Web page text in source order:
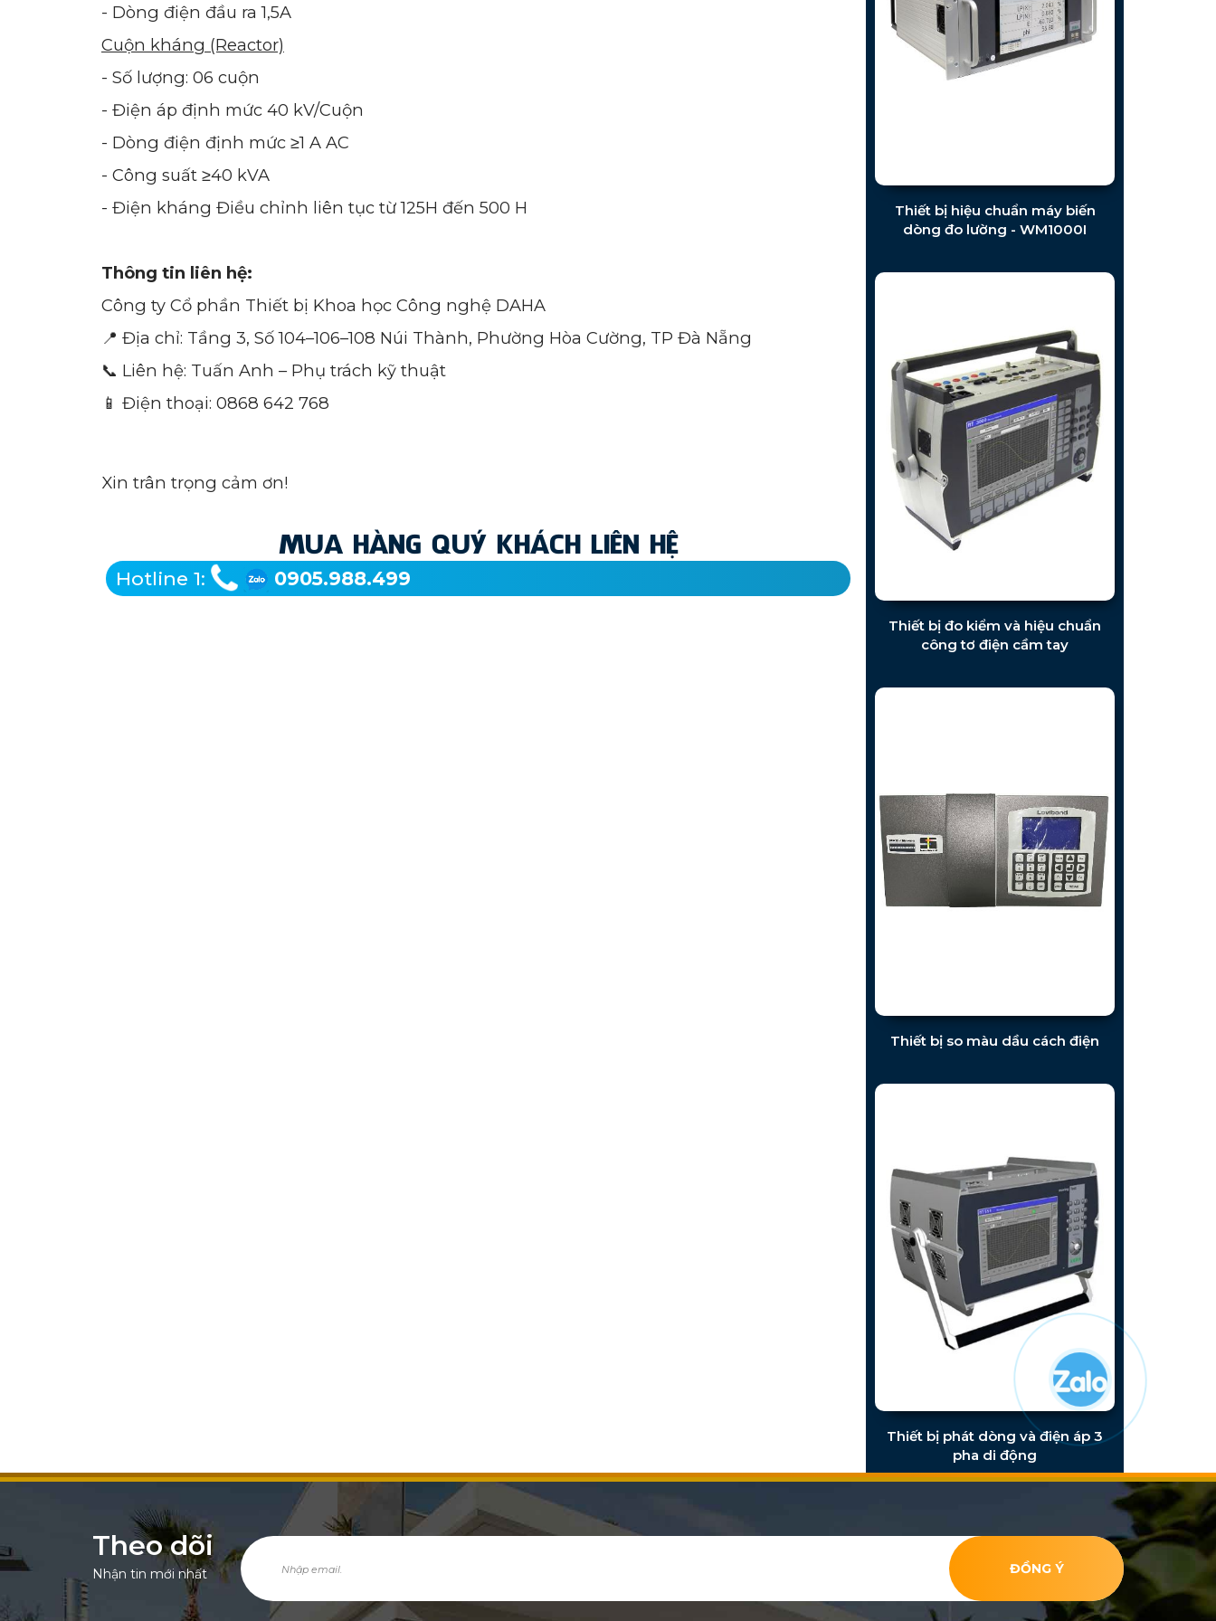
- Dòng điện đầu ra 1,5A
Cuộn kháng (Reactor)
- Số lượng: 06 cuộn
- Điện áp định mức 40 kV/Cuộn
- Dòng điện định mức ≥1 A AC
- Công suất ≥40 kVA
- Điện kháng Điều chỉnh liên tục từ 125H đến 500 H
Thông tin liên hệ:
Công ty Cổ phần Thiết bị Khoa học Công nghệ DAHA
📍 Địa chỉ: Tầng 3, Số 104–106–108 Núi Thành, Phường Hòa Cường, TP Đà Nẵng
📞 Liên hệ: Tuấn Anh – Phụ trách kỹ thuật
📱 Điện thoại: 0868 642 768
Xin trân trọng cảm ơn!
MUA HÀNG QUÝ KHÁCH LIÊN HỆ
Hotline 1: 0905.988.499
Thiết bị hiệu chuẩn máy biến
dòng đo lường - WM1000I
Thiết bị đo kiểm và hiệu chuẩn
công tơ điện cầm tay
Thiết bị so màu dầu cách điện
Thiết bị phát dòng và điện áp 3
pha di động
Theo dõi
Nhận tin mới nhất ĐỒNG Ý